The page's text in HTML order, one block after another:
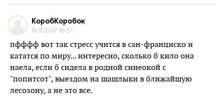
КоробКоробок
16.11.2017 16:51
пфффф вот так стресс учится в сан-франциско и
кататся по миру... интересно, сколько б кило она
наела, если б сидела в родной синеокой с
"попитсот", выездом на шашлыки в ближайшую
лесозону, а не это все.